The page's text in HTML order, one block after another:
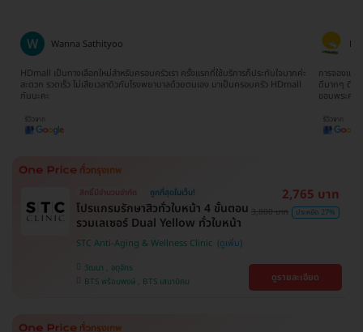
HDmall เป็นทางเลือกใหม่สำหรับครอบครัวเรา ครั้งแรกที่ใช้บริการก็ประทับใจมากค่ะ
สะดวก รวดเร็ว ไม่เสียเวลาดิวกับโรงพยาบาลด้วยตนเอง มาเป็นครอบครัว HDmall
กันนะคะ
Wanna Sathityoo
การจองแพ็
ดีมากๆ ติดต่
ขอบพระคุณ
สิทธิ์มีจำนวนจำกัด ถูกที่สุดในเว็บ!
โปรแกรมรักษาสิวทั่วใบหน้า 4 ขั้นตอน
รวมเลเซอร์ Dual Yellow ทั่วใบหน้า
STC Anti-Aging & Wellness Clinic
วัฒนา , จตุจักร
BTS พร้อมพงษ์ , BTS เสนานิคม
2,765 บาท
3,800 บาท ประหยัด 27%
ดูรายละเอียด